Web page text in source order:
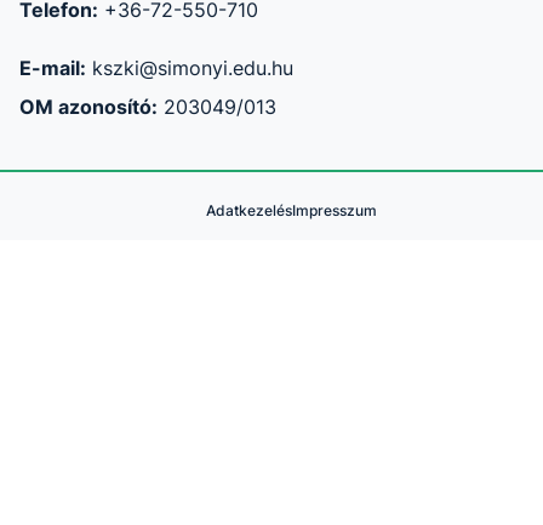
Telefon: +36-72-550-710
E-mail: kszki@simonyi.edu.hu
OM azonosító: 203049/013
AdatkezelésImpresszum